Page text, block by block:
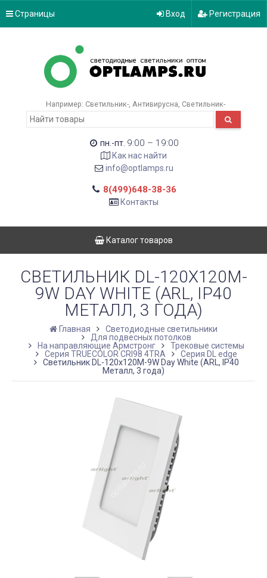
Страницы Вход Регистрация
Например: Светильник- Антивирусна Светильник-
пн.-пт. 9:00 – 19:00
Как нас найти
info@optlamps.ru
8(499)648-38-36
Контакты
Каталог товаров
СВЕТИЛЬНИК DL-120X120M-
9W DAY WHITE (ARL, IP40
МЕТАЛЛ, 3 ГОДА)
Главная
Светодиодные светильники
Для подвесных потолков
На направляющие Армстронг
Трековые системы
Серия TRUECOLOR CRI98 4TRA
Серия DL edge
Светильник DL-120x120M-9W Day White (ARL, IP40
Металл, 3 года)